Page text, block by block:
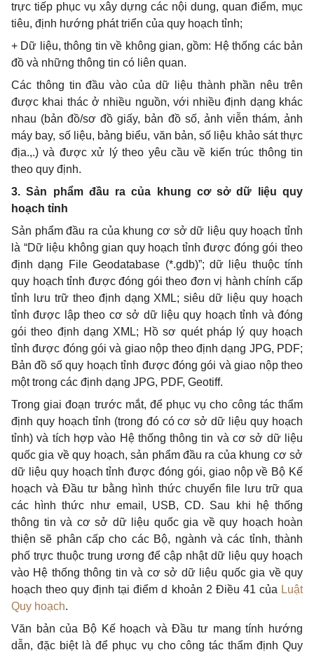
trực tiếp phục vụ xây dựng các nội dung, quan điểm, mục
tiêu, định hướng phát triển của quy hoạch tỉnh;
+ Dữ liệu, thông tin về không gian, gồm: Hệ thống các bản
đồ và những thông tin có liên quan.
Các thông tin đầu vào của dữ liệu thành phần nêu trên
được khai thác ở nhiều nguồn, với nhiều định dạng khác
nhau (bản đồ/sơ đồ giấy, bản đồ số, ảnh viễn thám, ảnh
máy bay, số liệu, bảng biểu, văn bản, số liệu khảo sát thực
địa.,.) và được xử lý theo yêu cầu về kiến trúc thông tin
theo quy định.
3. Sản phẩm đầu ra của khung cơ sở dữ liệu quy
hoạch tỉnh
Sản phẩm đầu ra của khung cơ sở dữ liệu quy hoạch tỉnh
là “Dữ liệu không gian quy hoạch tỉnh được đóng gói theo
định dạng File Geodatabase (*.gdb)”; dữ liệu thuộc tính
quy hoạch tỉnh được đóng gói theo đơn vị hành chính cấp
tỉnh lưu trữ theo định dạng XML; siêu dữ liệu quy hoạch
tỉnh được lập theo cơ sở dữ liệu quy hoạch tỉnh và đóng
gói theo định dạng XML; Hồ sơ quét pháp lý quy hoạch
tỉnh được đóng gói và giao nộp theo định dạng JPG, PDF;
Bản đồ số quy hoạch tỉnh được đóng gói và giao nộp theo
một trong các định dạng JPG, PDF, Geotiff.
Trong giai đoạn trước mắt, để phục vụ cho công tác thẩm
định quy hoạch tỉnh (trong đó có cơ sở dữ liệu quy hoạch
tỉnh) và tích hợp vào Hệ thống thông tin và cơ sở dữ liệu
quốc gia về quy hoạch, sản phẩm đầu ra của khung cơ sở
dữ liệu quy hoạch tỉnh được đóng gói, giao nộp về Bộ Kế
hoạch và Đầu tư bằng hình thức chuyển file lưu trữ qua
các hình thức như email, USB, CD. Sau khi hệ thống
thông tin và cơ sở dữ liệu quốc gia về quy hoạch hoàn
thiện sẽ phân cấp cho các Bộ, ngành và các tỉnh, thành
phố trực thuộc trung ương để cập nhật dữ liệu quy hoạch
vào Hệ thống thông tin và cơ sở dữ liệu quốc gia về quy
hoạch theo quy định tại điểm d khoản 2 Điều 41 của Luật
Quy hoạch.
Văn bản của Bộ Kế hoạch và Đầu tư mang tính hướng
dẫn, đặc biệt là để phục vụ cho công tác thẩm định Quy